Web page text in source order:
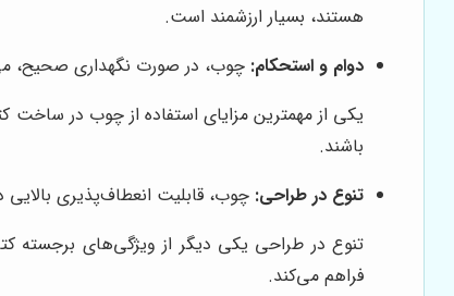
هستند، بسیار ارزشمند است.
دوام و استحکام: چوب، در صورت نگهداری صحیح،
یکی از مهمترین مزایای استفاده از چوب در ساخت
باشند.
تنوع در طراحی: چوب، قابلیت انعطاف‌پذیری
تنوع در طراحی یکی دیگر از ویژگی‌های برجسته
فراهم می‌کند.